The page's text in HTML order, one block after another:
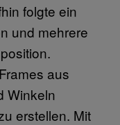
folgte ein
und mehrere
aus
Winkeln
erstellen. Mit